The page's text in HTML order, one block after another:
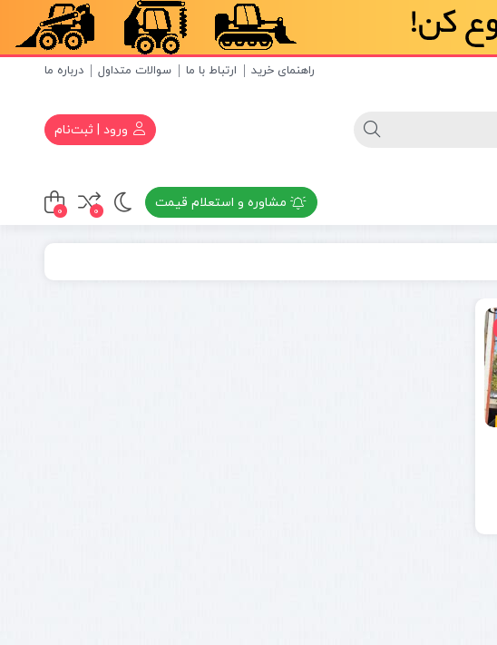
راهنمای خرید ارتباط با ما سوالات متداول درباره ما
ورود | ثبت‌نام
مشاوره و استعلام قیمت 0
0